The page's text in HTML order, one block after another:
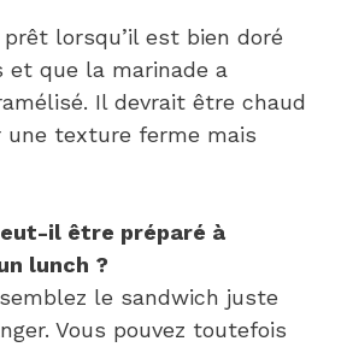
lorsqu’il est bien doré
et que la marinade a
Il devrait être chaud
texture ferme mais
il être préparé à
lunch ?
le sandwich juste
Vous pouvez toutefois